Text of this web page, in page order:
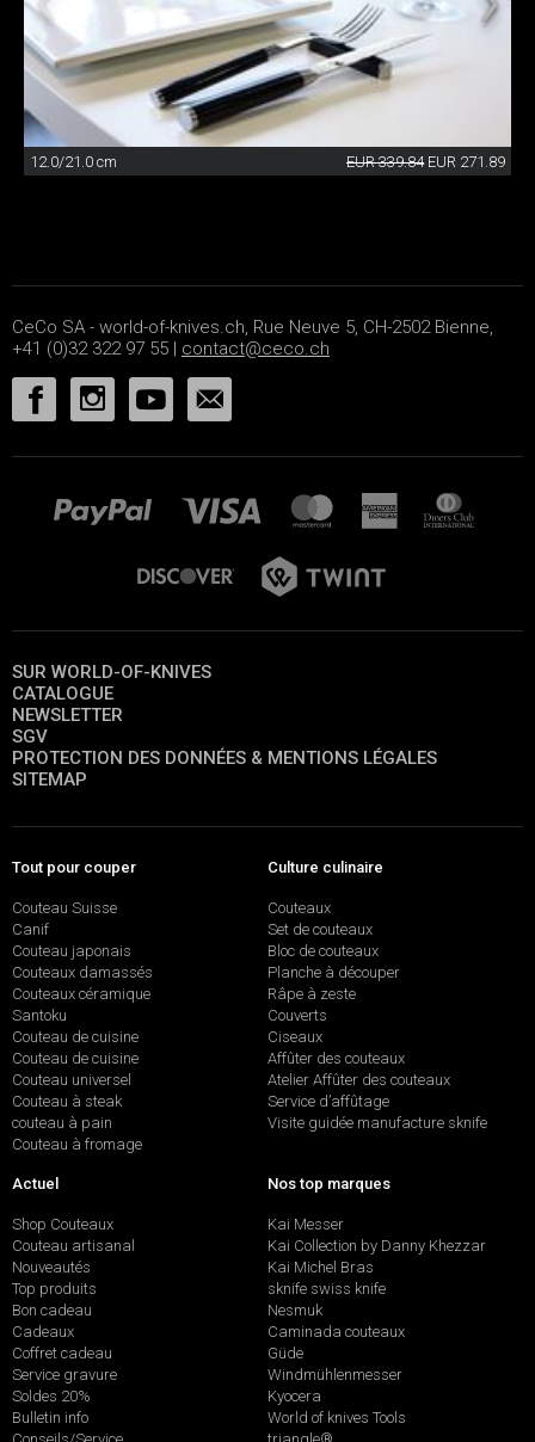
12.0/21.0 cm EUR 339.84 EUR 271.89
CeCo SA - world-of-knives.ch, Rue Neuve 5, CH-2502 Bienne,
+41 (0)32 322 97 55 | contact@ceco.ch
SUR WORLD-OF-KNIVES
CATALOGUE
NEWSLETTER
SGV
PROTECTION DES DONNÉES & MENTIONS LÉGALES
SITEMAP
Tout pour couper
Couteau Suisse
Canif
Couteau japonais
Couteaux damassés
Couteaux céramique
Santoku
Couteau de cuisine
Couteau de cuisine
Couteau universel
Couteau à steak
couteau à pain
Couteau à fromage
Culture culinaire
Couteaux
Set de couteaux
Bloc de couteaux
Planche à découper
Râpe à zeste
Couverts
Ciseaux
Affûter des couteaux
Atelier Affûter des couteaux
Service d’affûtage
Visite guidée manufacture sknife
Actuel
Shop Couteaux
Couteau artisanal
Nouveautés
Top produits
Bon cadeau
Cadeaux
Coffret cadeau
Service gravure
Soldes 20%
Bulletin info
Nos top marques
Kai Messer
Kai Collection by Danny Khezzar
Kai Michel Bras
sknife swiss knife
Nesmuk
Caminada couteaux
Güde
Windmühlenmesser
Kyocera
World of knives Tools